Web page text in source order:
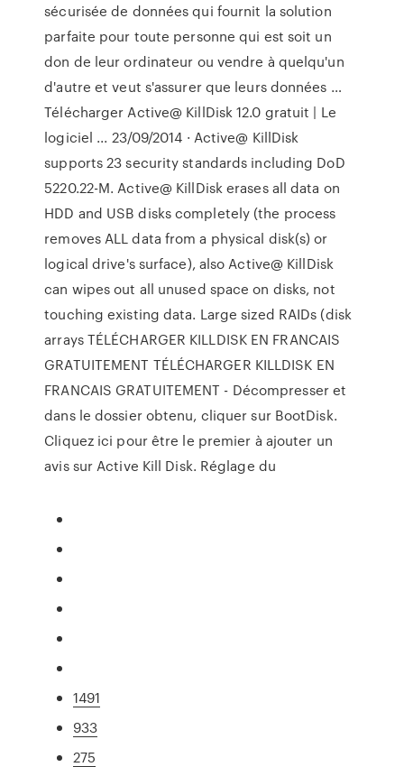
sécurisée de données qui fournit la solution
parfaite pour toute personne qui est soit un
don de leur ordinateur ou vendre à quelqu'un
d'autre et veut s'assurer que leurs données …
Télécharger Active@ KillDisk 12.0 gratuit | Le
logiciel ... 23/09/2014 · Active@ KillDisk
supports 23 security standards including DoD
5220.22-M. Active@ KillDisk erases all data on
HDD and USB disks completely (the process
removes ALL data from a physical disk(s) or
logical drive's surface), also Active@ KillDisk
can wipes out all unused space on disks, not
touching existing data. Large sized RAIDs (disk
arrays TÉLÉCHARGER KILLDISK EN FRANCAIS
GRATUITEMENT TÉLÉCHARGER KILLDISK EN
FRANCAIS GRATUITEMENT - Décompresser et
dans le dossier obtenu, cliquer sur BootDisk.
Cliquez ici pour être le premier à ajouter un
avis sur Active Kill Disk. Réglage du
1491
933
275